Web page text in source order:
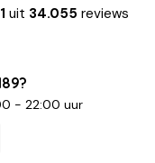
uit 34.055 reviews
- 22:00 uur